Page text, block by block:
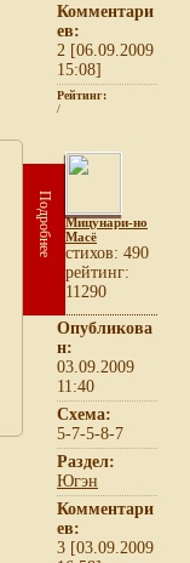
Комментари
ев:
2 [06.09.2009
15:08]
Рейтинг:
/
Подробнее
Мицунари-но
Масё
cтихов: 490
рейтинг:
11290
Опубликова
н:
03.09.2009
11:40
Схема:
5-7-5-8-7
Раздел:
Югэн
Комментари
ев:
3 [03.09.2009